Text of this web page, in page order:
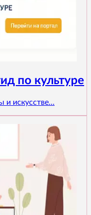
по культуре
и искусстве...